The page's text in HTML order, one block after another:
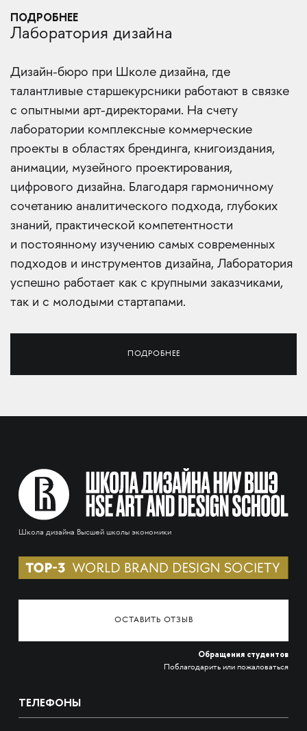
ПОДРОБНЕЕ
Лаборатория дизайна
Дизайн-бюро при Школе дизайна, где
талантливые старшекурсники работают в связке
с опытными арт-директорами. На счету
лаборатории комплексные коммерческие
проекты в областях брендинга, книгоиздания,
анимации, музейного проектирования,
цифрового дизайна. Благодаря гармоничному
сочетанию аналитического подхода, глубоких
знаний, практической компетентности
и постоянному изучению самых современных
подходов и инструментов дизайна, Лаборатория
успешно работает как с крупными заказчиками,
так и с молодыми стартапами.
ПОДРОБНЕЕ
Школа дизайна Высшей школы экономики
ОСТАВИТЬ ОТЗЫВ
Обращения студентов
Поблагодарить или пожаловаться
ТЕЛЕФОНЫ